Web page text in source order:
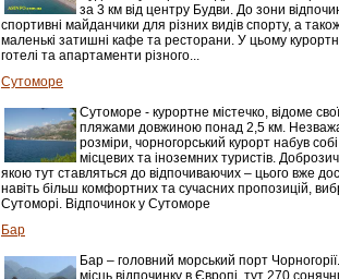
за 3 км від центру Будви. До зони
спортивні майданчики для різних видів спорту, а
маленькі затишні кафе та ресторани. У цьому
готелі та апартаменти різного...
Сутоморе
Сутоморе - курортне містечко, відоме
пляжами довжиною понад 2,5 км.
розміри, чорногорський курорт набув
місцевих та іноземних туристів.
якою тут ставляться до відпочиваючих – цього вже
навіть більш комфортних та сучасних пропозицій,
Сутоморі. Відпочинок у Сутоморе
Бар
Бар – головний морський порт
місць відпочинку в Європі, тут 270